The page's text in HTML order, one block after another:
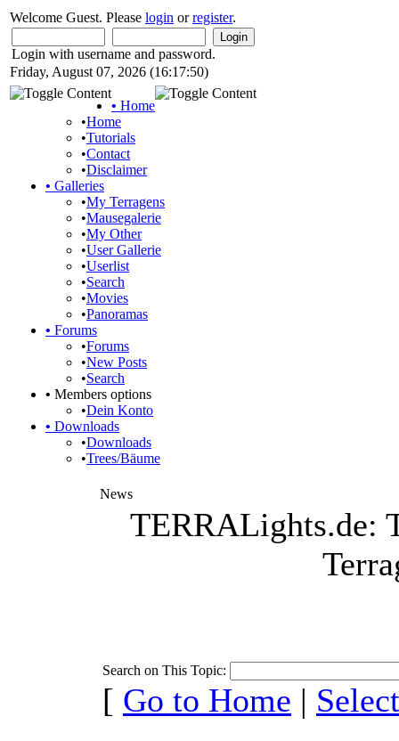
Welcome Guest. Please login orregister.
Login with username and password.
Friday, August 07, 2026 (16:17:50)
• Home
•Home
•Tutorials
•Contact
•Disclaimer
• Galleries
•My Terragens
•Mausegalerie
•My Other
•User Gallerie
•Userlist
•Search
•Movies
•Panoramas
• Forums
•Forums
•New Posts
•Search
• Members options
•Dein Konto
• Downloads
•Downloads
•Trees/Bäume
News
TERRALights.de:
Search on This Topic:
[ Go to Home |